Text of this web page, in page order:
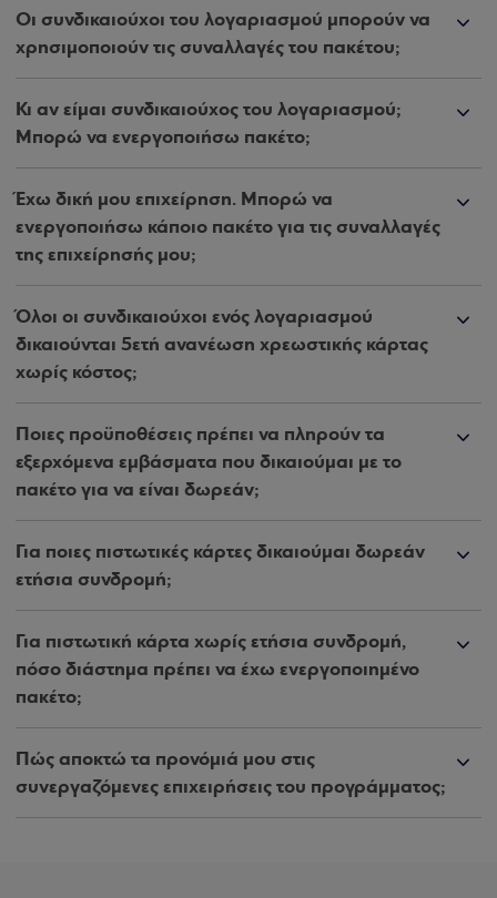
Οι συνδικαιούχοι του λογαριασμού μπορούν να
χρησιμοποιούν τις συναλλαγές του πακέτου;
Κι αν είμαι συνδικαιούχος του λογαριασμού;
Μπορώ να ενεργοποιήσω πακέτο;
Έχω δική μου επιχείρηση. Μπορώ να
ενεργοποιήσω κάποιο πακέτο για τις συναλλαγές
της επιχείρησής μου;
Όλοι οι συνδικαιούχοι ενός λογαριασμού
δικαιούνται 5ετή ανανέωση χρεωστικής κάρτας
χωρίς κόστος;
Ποιες προϋποθέσεις πρέπει να πληρούν τα
εξερχόμενα εμβάσματα που δικαιούμαι με το
πακέτο για να είναι δωρεάν;
Για ποιες πιστωτικές κάρτες δικαιούμαι δωρεάν
ετήσια συνδρομή;
Για πιστωτική κάρτα χωρίς ετήσια συνδρομή,
πόσο διάστημα πρέπει να έχω ενεργοποιημένο
πακέτο;
Πώς αποκτώ τα προνόμιά μου στις
συνεργαζόμενες επιχειρήσεις του προγράμματος;